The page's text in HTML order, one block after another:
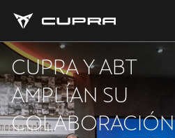
CUPRA Y ABT
AMPLÍAN SU
COLABORACIÓN